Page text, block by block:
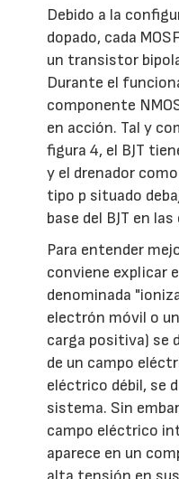
Debido a la
dopado, cada
un transistor
Durante el
componente
en acción. Tal y
figura 4, el BJT
y el drenador
tipo p situado
base del BJT en
Para entender
conviene explicar
denominada
electrón móvil o
carga positiva) se
de un campo
eléctrico débil, se
sistema. Sin
campo eléctrico
aparece en un